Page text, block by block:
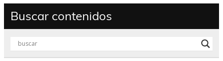
Buscar contenidos